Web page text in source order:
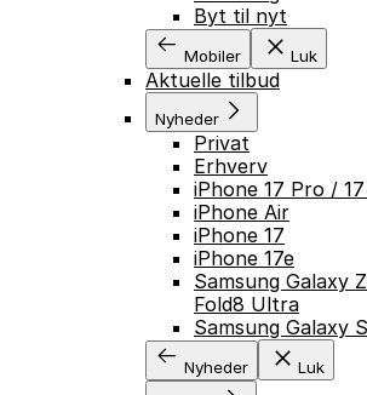
Byt til nyt
Mobiler Luk
Aktuelle tilbud
Nyheder
Privat
Erhverv
iPhone 17 Pro /
iPhone Air
iPhone 17
iPhone 17e
Samsung Galaxy
Fold8 Ultra
Samsung Galaxy
Nyheder Luk